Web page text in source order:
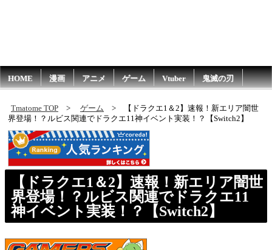
HOME 漫画 アニメ ゲーム Vtuber 鬼滅の刃
Tmatome TOP ゲーム
【ドラクエ1＆2】速報！新エリア闇世
界登場！？ルビス関連でドラクエ11神イベント実装！？【Switch2】
【ドラクエ1＆2】速報！新エリア闇世
界登場！？ルビス関連でドラクエ11
神イベント実装！？【Switch2】